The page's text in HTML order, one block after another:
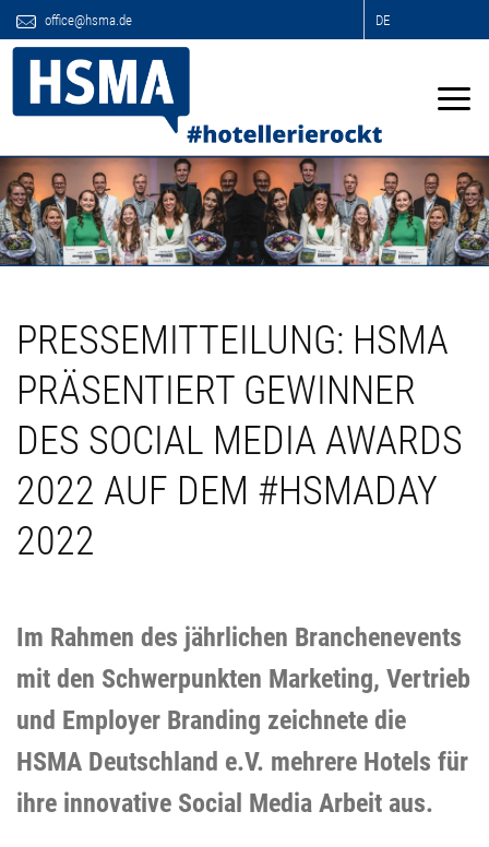
office@hsma.de DE
PRESSEMITTEILUNG: HSMA
PRÄSENTIERT GEWINNER
DES SOCIAL MEDIA AWARDS
2022 AUF DEM #HSMADAY
2022
Im Rahmen des jährlichen Branchenevents
mit den Schwerpunkten Marketing, Vertrieb
und Employer Branding zeichnete die
HSMA Deutschland e.V. mehrere Hotels für
ihre innovative Social Media Arbeit aus.